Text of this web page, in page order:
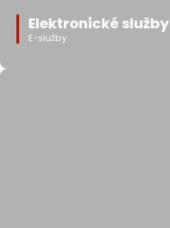
Elektronické služby
E-služby